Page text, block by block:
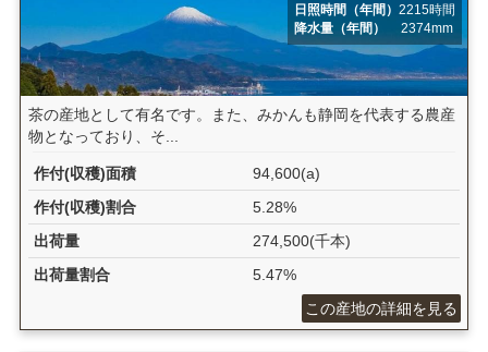
日照時間（年間）2215時間
降水量（年間）
2374mm
茶の産地として有名です。また、みかんも静岡を代表する農産
物となっており、そ...
作付(収穫)面積
94,600(a)
作付(収穫)割合
5.28%
出荷量
274,500(千本)
出荷量割合
5.47%
この産地の詳細を見る